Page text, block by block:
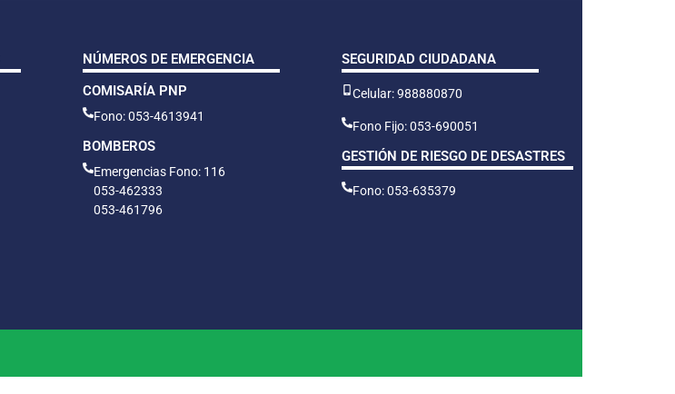
NÚMEROS DE EMERGENCIA
COMISARÍA PNP
Fono: 053-4613941
BOMBEROS
Emergencias Fono: 116
053-462333
053-461796
SEGURIDAD CIUDADANA
Celular: 988880870
Fono Fijo: 053-690051
GESTIÓN DE RIESGO DE DESASTRES
Fono: 053-635379